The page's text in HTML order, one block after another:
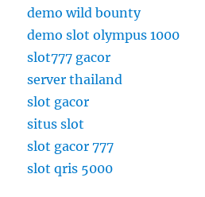
demo wild bounty
demo slot olympus 1000
slot777 gacor
server thailand
slot gacor
situs slot
slot gacor 777
slot qris 5000